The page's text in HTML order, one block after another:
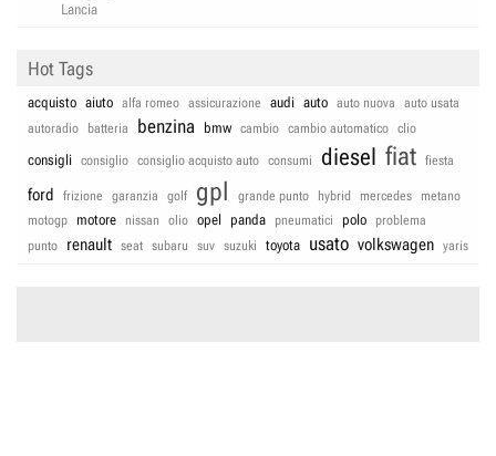
Lancia
Hot Tags
acquisto aiuto alfa romeo assicurazione audi auto auto nuova
auto usata
autoradio
batteria benzina bmw cambio cambio automatico clio
consigli consiglio consiglio acquisto auto consumi diesel fiat fiesta
ford frizione garanzia golf gpl grande punto hybrid mercedes
metano
motogp
motore nissan olio opel panda pneumatici polo
problema
punto
renault seat subaru suv suzuki toyota usato volkswagen yaris